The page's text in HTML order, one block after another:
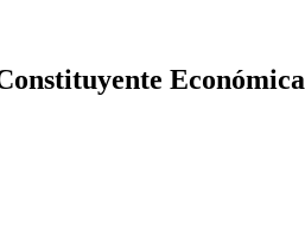
Económica